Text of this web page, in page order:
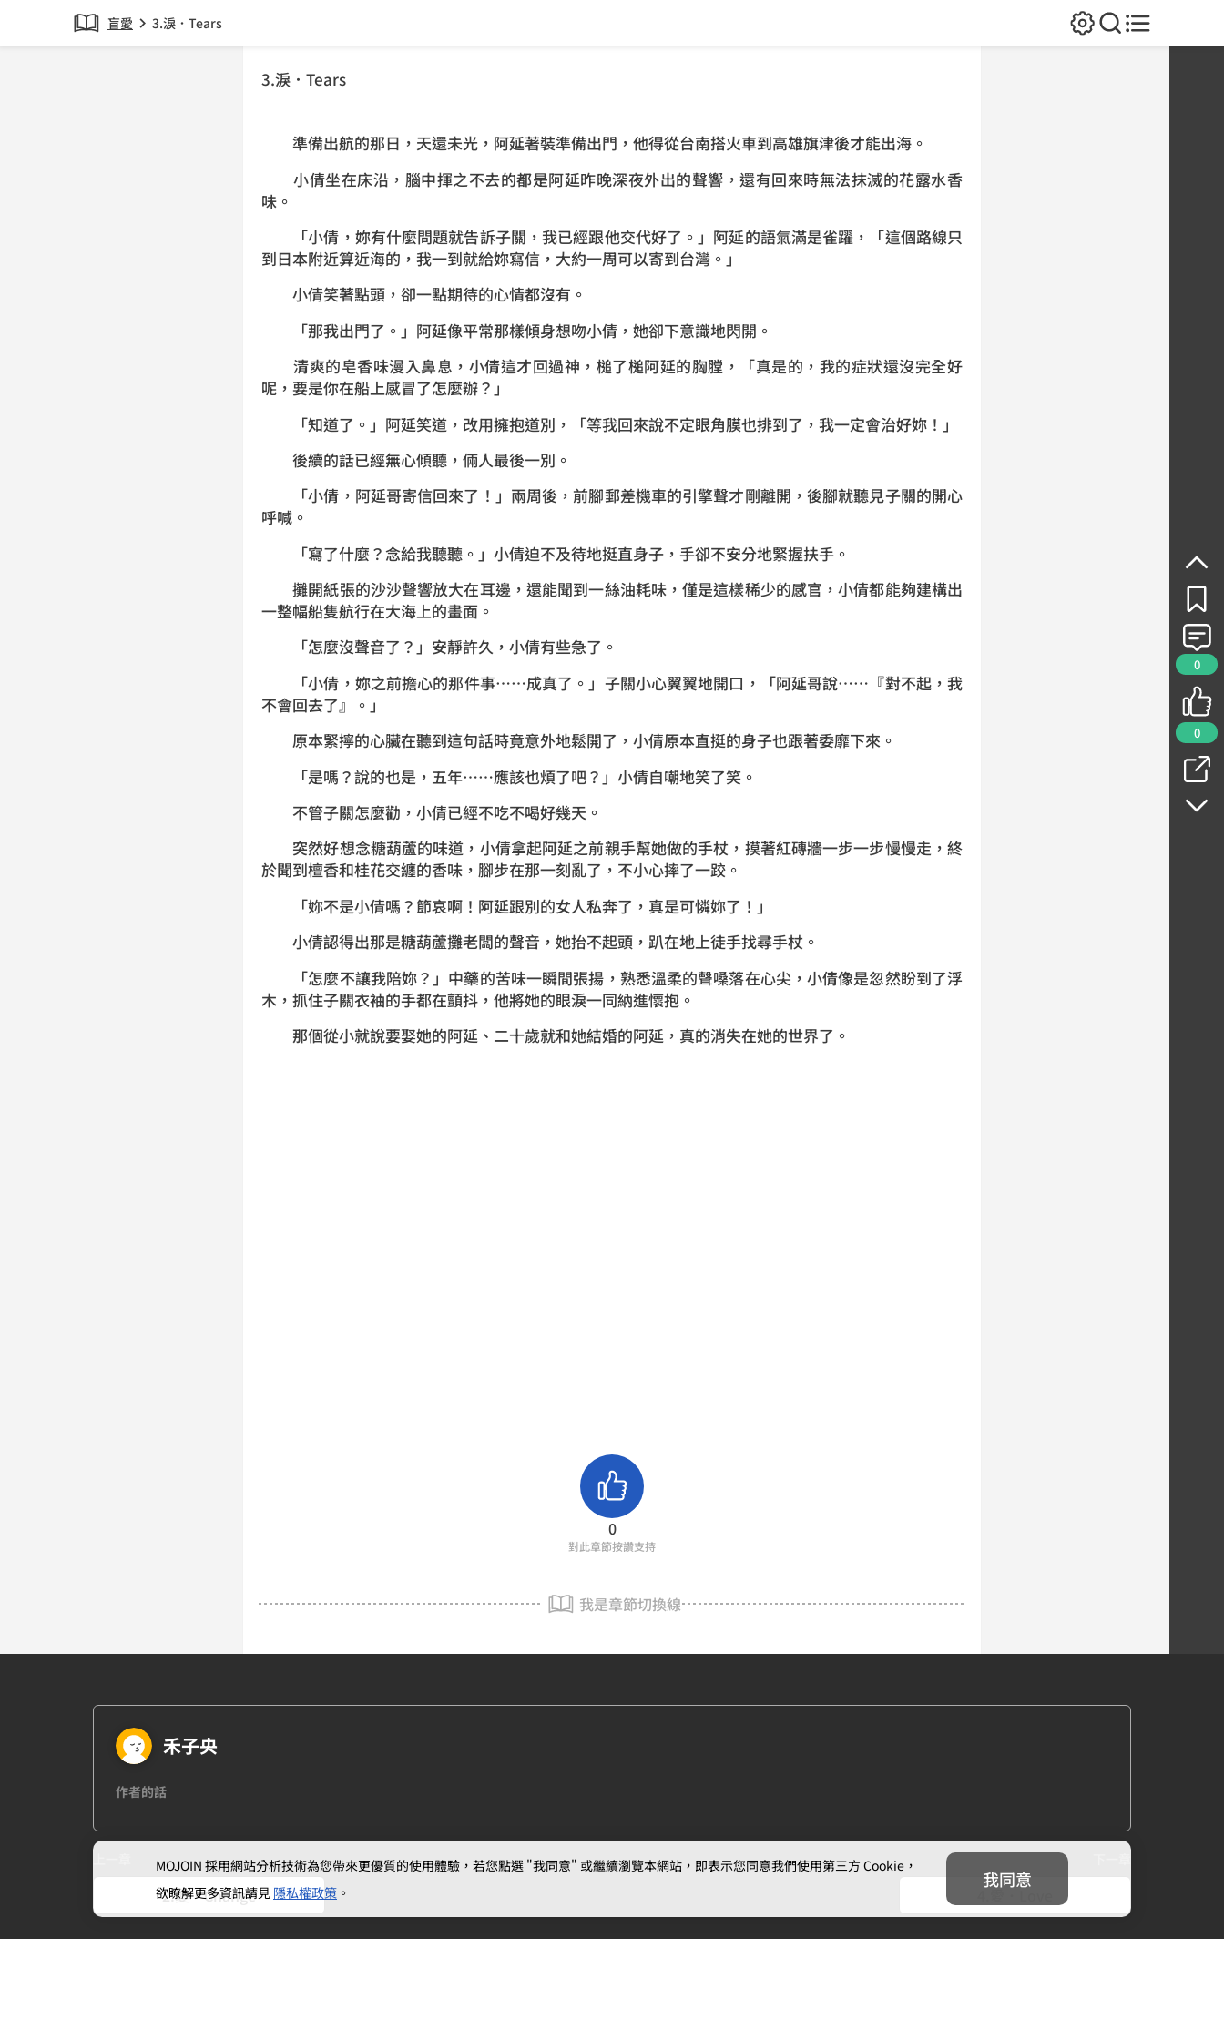
盲愛 chevron_right 3.淚．Tears
0
0
3.淚．Tears
準備出航的那日，天還未光，阿延著裝準備出門，他得從台南搭火車到高雄旗津後才能出海。
小倩坐在床沿，腦中揮之不去的都是阿延昨晚深夜外出的聲響，還有回來時無法抹滅的花露水香
味。
「小倩，妳有什麼問題就告訴子關，我已經跟他交代好了。」阿延的語氣滿是雀躍，「這個路線只
到日本附近算近海的，我一到就給妳寫信，大約一周可以寄到台灣。」
小倩笑著點頭，卻一點期待的心情都沒有。
「那我出門了。」阿延像平常那樣傾身想吻小倩，她卻下意識地閃開。
清爽的皂香味漫入鼻息，小倩這才回過神，槌了槌阿延的胸膛，「真是的，我的症狀還沒完全好
呢，要是你在船上感冒了怎麼辦？」
「知道了。」阿延笑道，改用擁抱道別，「等我回來說不定眼角膜也排到了，我一定會治好妳！」
後續的話已經無心傾聽，倆人最後一別。
「小倩，阿延哥寄信回來了！」兩周後，前腳郵差機車的引擎聲才剛離開，後腳就聽見子關的開心
呼喊。
「寫了什麼？念給我聽聽。」小倩迫不及待地挺直身子，手卻不安分地緊握扶手。
攤開紙張的沙沙聲響放大在耳邊，還能聞到一絲油耗味，僅是這樣稀少的感官，小倩都能夠建構出
一整幅船隻航行在大海上的畫面。
「怎麼沒聲音了？」安靜許久，小倩有些急了。
「小倩，妳之前擔心的那件事……成真了。」子關小心翼翼地開口，「阿延哥說……『對不起，我
不會回去了』。」
原本緊擰的心臟在聽到這句話時竟意外地鬆開了，小倩原本直挺的身子也跟著委靡下來。
「是嗎？說的也是，五年……應該也煩了吧？」小倩自嘲地笑了笑。
不管子關怎麼勸，小倩已經不吃不喝好幾天。
突然好想念糖葫蘆的味道，小倩拿起阿延之前親手幫她做的手杖，摸著紅磚牆一步一步慢慢走，終
於聞到檀香和桂花交纏的香味，腳步在那一刻亂了，不小心摔了一跤。
「妳不是小倩嗎？節哀啊！阿延跟別的女人私奔了，真是可憐妳了！」
小倩認得出那是糖葫蘆攤老闆的聲音，她抬不起頭，趴在地上徒手找尋手杖。
「怎麼不讓我陪妳？」中藥的苦味一瞬間張揚，熟悉溫柔的聲嗓落在心尖，小倩像是忽然盼到了浮
木，抓住子關衣袖的手都在顫抖，他將她的眼淚一同納進懷抱。
那個從小就說要娶她的阿延、二十歲就和她結婚的阿延，真的消失在她的世界了。
0
對此章節按讚支持
我是章節切換線
禾子央
作者的話
2.變．Change 4.愛．Love
MOJOIN 採用網站分析技術為您帶來更優質的使用體驗，若您點選 "我同意" 或繼續瀏覽本網站，即表示您同意我們使用第三方 Cookie，
欲瞭解更多資訊請見 隱私權政策 。
我同意